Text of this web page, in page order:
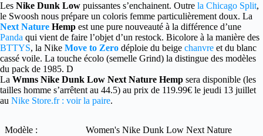
Les Nike Dunk Low puissantes s’enchainent. Outre la Chicago Split,
le Swoosh nous prépare un coloris femme particulièrement doux. La
Next Nature Hemp est une pure nouveauté à la différence d’une
Panda qui vient de faire l’objet d’un restock. Bicolore à la manière des
BTTYS, la Nike Move to Zero déploie du beige chanvre et du blanc
cassé voile. La touche écolo (semelle Grind) la distingue des modèles
du pack de 1985. D
La Wmns Nike Dunk Low Next Nature Hemp sera disponible (les
tailles homme s’arrêtent au 44.5) au prix de 119.99€ le jeudi 13 juillet
au Nike Store.fr : voir la paire.
Modèle :
Women's Nike Dunk Low Next Nature